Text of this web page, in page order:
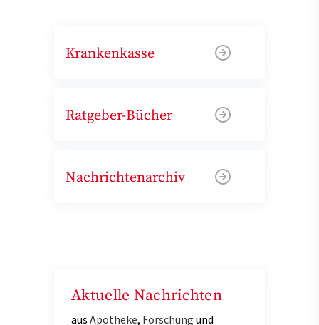
Krankenkasse
Ratgeber-Bücher
Nachrichtenarchiv
Aktuelle Nachrichten
aus Apotheke, Forschung und